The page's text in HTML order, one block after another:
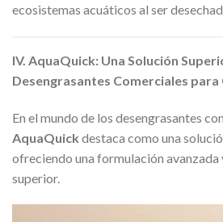
ecosistemas acuáticos al ser
IV. AquaQuick: Una Solución
Desengrasantes Comerciales para
En el mundo de los desengrasantes
AquaQuick destaca como una
ofreciendo una formulación avanzada
superior.